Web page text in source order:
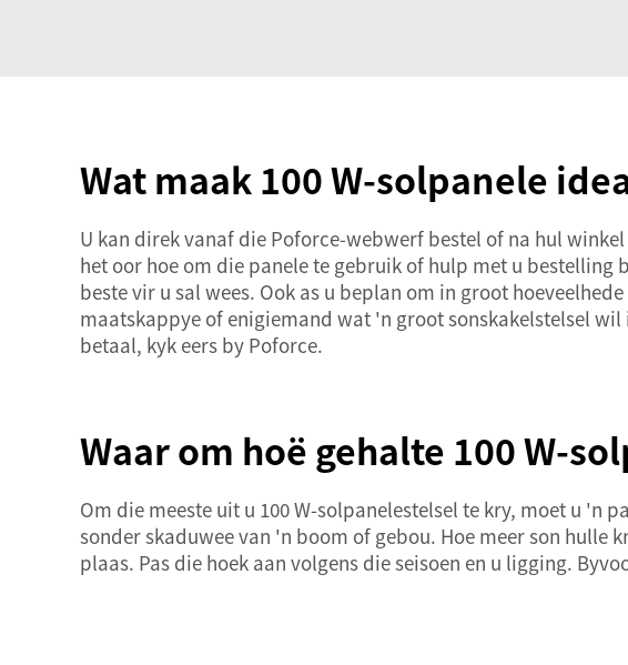
Wat maak 100 W-solpanele
U kan direk vanaf die Poforce-webwerf bestel of na hul
het oor hoe om die panele te gebruik of hulp met u
beste vir u sal wees. Ook as u beplan om in groot
maatskappye of enigiemand wat 'n groot sonskakelstelsel
betaal, kyk eers by Poforce.
Waar om hoë gehalte 100 W-
Om die meeste uit u 100 W-solpanelestelsel te kry, moet u 'n
sonder skaduwee van 'n boom of gebou. Hoe meer son hulle
plaas. Pas die hoek aan volgens die seisoen en u ligging.